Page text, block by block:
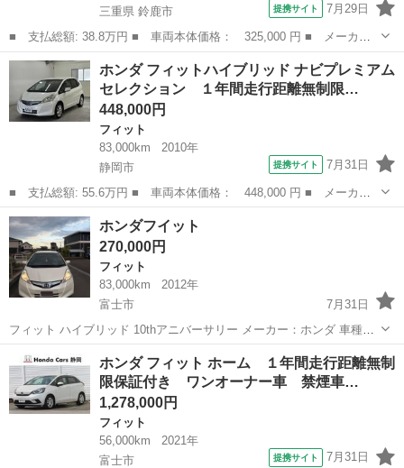
三重県 鈴鹿市
提携サイト 7月29日
■ 支払総額: 38.8万円 ■ 車両本体価格： 325,000 円 ■ メーカー
名： ホンダ ■ 車種名： フィットハイブリッド ■ グレード
名： ハイブリッド・１０ｔｈアニバーサリー 禁煙車／内外装簡易
清掃済／社外ナビ...
三重 鈴鹿市 フィット
ホンダ フィットハイブリッド ナビプレミアム
セレクション １年間走行距離無制限…
448,000円
フィット
83,000km
2010年
静岡市
提携サイト 7月31日
■ 支払総額: 55.6万円 ■ 車両本体価格： 448,000 円 ■ メーカー
名： ホンダ ■ 車種名： フィットハイブリッド ■ グレード
名： ナビプレミアムセレクション １年間走行距離無制限保証付
き ＨＤＤナビ ワ...
静岡 静岡市 フィット
ホンダフイット
270,000円
フィット
83,000km
2012年
富士市
7月31日
フィット ハイブリッド 10thアニバーサリー メーカー：ホンダ 車種：
フィット ハイブリッド エンジン：ハイブリッド グレード：10thアニ
バーサリー 排気量：1300cc 年式：2012年5月 車検満了日：2027年3
月...
静岡 フィット
ホンダ フィット ホーム １年間走行距離無制
限保証付き ワンオーナー車 禁煙車…
1,278,000円
フィット
56,000km
2021年
富士市
提携サイト 7月31日